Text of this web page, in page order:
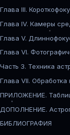
Глава III.
Глава IV. Камеры
Глава V.
Глава VI.
Часть 3. Техника
Глава VII. Обработка
ПРИЛОЖЕНИЕ.
ДОПОЛНЕНИЕ.
БИБЛИОГРАФИЯ